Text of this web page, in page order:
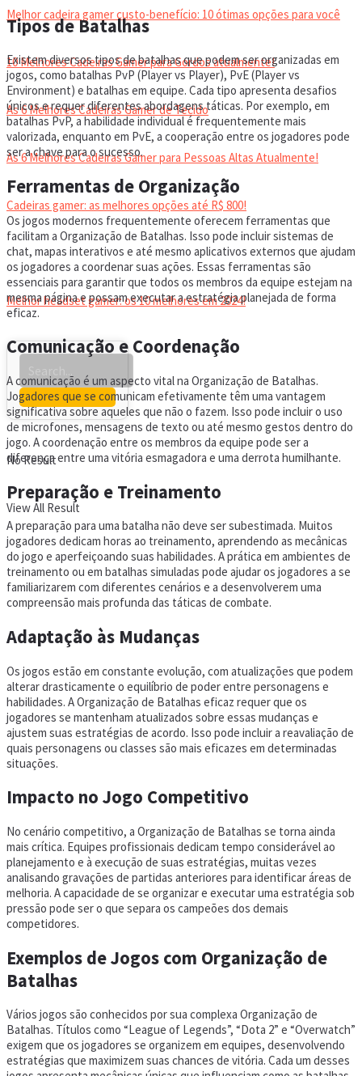
Melhor cadeira gamer custo-benefício: 10 ótimas opções para você
10 Melhores Cadeiras Gamer para Gordos atualmente!
As 6 Melhores Cadeiras Gamer de Tecido
As 6 Melhores Cadeiras Gamer para Pessoas Altas Atualmente!
Cadeiras gamer: as melhores opções até R$ 800!
HEADSET
Melhor headset gamer: os 10 melhores em 2024!
No Result
View All Result
Tipos de Batalhas
Existem diversos tipos de batalhas que podem ser organizadas em
jogos, como batalhas PvP (Player vs Player), PvE (Player vs
Environment) e batalhas em equipe. Cada tipo apresenta desafios
únicos e requer diferentes abordagens táticas. Por exemplo, em
batalhas PvP, a habilidade individual é frequentemente mais
valorizada, enquanto em PvE, a cooperação entre os jogadores pode
ser a chave para o sucesso.
Ferramentas de Organização
Os jogos modernos frequentemente oferecem ferramentas que
facilitam a Organização de Batalhas. Isso pode incluir sistemas de
chat, mapas interativos e até mesmo aplicativos externos que ajudam
os jogadores a coordenar suas ações. Essas ferramentas são
essenciais para garantir que todos os membros da equipe estejam na
mesma página e possam executar a estratégia planejada de forma
eficaz.
Comunicação e Coordenação
A comunicação é um aspecto vital na Organização de Batalhas.
Jogadores que se comunicam efetivamente têm uma vantagem
significativa sobre aqueles que não o fazem. Isso pode incluir o uso
de microfones, mensagens de texto ou até mesmo gestos dentro do
jogo. A coordenação entre os membros da equipe pode ser a
diferença entre uma vitória esmagadora e uma derrota humilhante.
Preparação e Treinamento
A preparação para uma batalha não deve ser subestimada. Muitos
jogadores dedicam horas ao treinamento, aprendendo as mecânicas
do jogo e aperfeiçoando suas habilidades. A prática em ambientes de
treinamento ou em batalhas simuladas pode ajudar os jogadores a se
familiarizarem com diferentes cenários e a desenvolverem uma
compreensão mais profunda das táticas de combate.
Adaptação às Mudanças
Os jogos estão em constante evolução, com atualizações que podem
alterar drasticamente o equilíbrio de poder entre personagens e
habilidades. A Organização de Batalhas eficaz requer que os
jogadores se mantenham atualizados sobre essas mudanças e
ajustem suas estratégias de acordo. Isso pode incluir a reavaliação de
quais personagens ou classes são mais eficazes em determinadas
situações.
Impacto no Jogo Competitivo
No cenário competitivo, a Organização de Batalhas se torna ainda
mais crítica. Equipes profissionais dedicam tempo considerável ao
planejamento e à execução de suas estratégias, muitas vezes
analisando gravações de partidas anteriores para identificar áreas de
melhoria. A capacidade de se organizar e executar uma estratégia sob
pressão pode ser o que separa os campeões dos demais
competidores.
Exemplos de Jogos com Organização de
Batalhas
Vários jogos são conhecidos por sua complexa Organização de
Batalhas. Títulos como “League of Legends”, “Dota 2” e “Overwatch”
exigem que os jogadores se organizem em equipes, desenvolvendo
estratégias que maximizem suas chances de vitória. Cada um desses